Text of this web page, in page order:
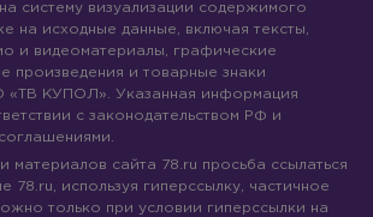
систему визуализации содержимого
на исходные данные, включая тексты,
и видеоматериалы, графические
произведения и товарные знаки
«ТВ КУПОЛ». Указанная информация
с законодательством РФ и
материалов сайта 78.ru просьба ссылаться
78.ru, используя гиперссылку, частичное
только при условии гиперссылки на